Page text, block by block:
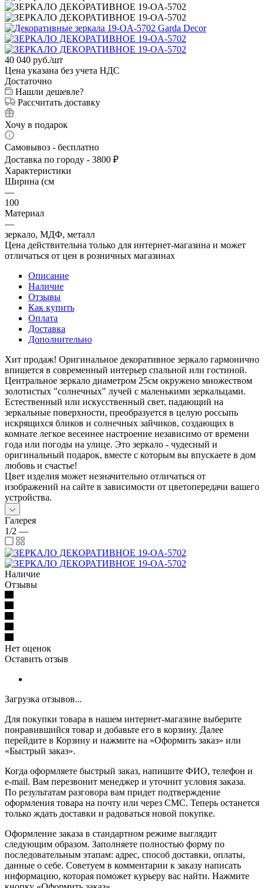
40 040 руб./шт
Цена указана без учета НДС
Достаточно
Нашли дешевле?
Рассчитать доставку
Хочу в подарок
Самовывоз - бесплатно
Доставка по городу - 3800 ₽
Характеристики
Ширина (см
—
100
Материал
—
зеркало, МДФ, металл
Цена действительна только для интернет-магазина и может
отличаться от цен в розничных магазинах
Описание
Наличие
Отзывы
Как купить
Оплата
Доставка
Дополнительно
Хит продаж! Оригинальное декоративное зеркало гармонично
впишется в современный интерьер спальной или гостиной.
Центральное зеркало диаметром 25см окружено множеством
золотистых "солнечных" лучей с маленькими зеркальцами.
Естественный или искусственный свет, падающий на
зеркальные поверхности, преобразуется в целую россыпь
искрящихся бликов и солнечных зайчиков, создающих в
комнате легкое весеннее настроение независимо от времени
года или погоды на улице. Это зеркало - чудесный и
оригинальный подарок, вместе с которым вы впускаете в дом
любовь и счастье!
Цвет изделия может незначительно отличаться от
изображений на сайте в зависимости от цветопередачи вашего
устройства.
Галерея
1/2 —
Наличие
Отзывы
Нет оценок
Оставить отзыв
Загрузка отзывов...
Для покупки товара в нашем интернет-магазине выберите
понравившийся товар и добавьте его в корзину. Далее
перейдите в Корзину и нажмите на «Оформить заказ» или
«Быстрый заказ».
Когда оформляете быстрый заказ, напишите ФИО, телефон и
e-mail. Вам перезвонит менеджер и уточнит условия заказа.
По результатам разговора вам придет подтверждение
оформления товара на почту или через СМС. Теперь останется
только ждать доставки и радоваться новой покупке.
Оформление заказа в стандартном режиме выглядит
следующим образом. Заполняете полностью форму по
последовательным этапам: адрес, способ доставки, оплаты,
данные о себе. Советуем в комментарии к заказу написать
информацию, которая поможет курьеру вас найти. Нажмите